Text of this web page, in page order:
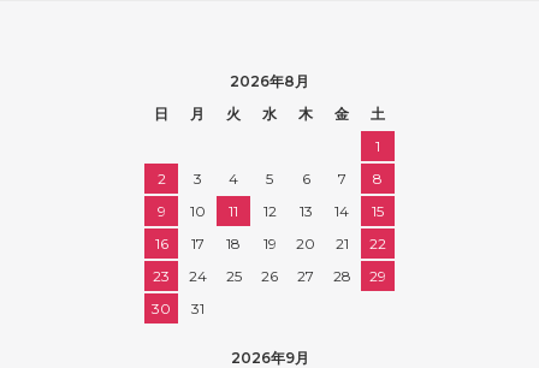
2026年8月
日
月 火 水 木 金
土
1
2
3 4 5 6 7
8
9
10 11 12 13 14
15
16
17 18 19 20 21
22
23
24 25 26 27 28
29
30
31
2026年9月